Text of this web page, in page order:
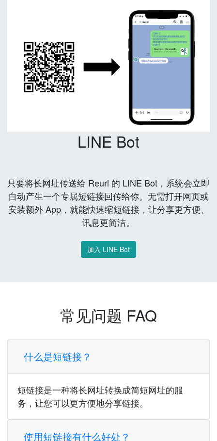
LINE Bot
只要将长网址传送给 Reurl 的 LINE Bot，系统会立即
自动产生一个专属短链接回传给你。无需打开网页或
安装额外 App，就能快速缩短链接，让分享更方便、
讯息更简洁。
加入 LINE Bot
常见问题 FAQ
什么是短链接？
短链接是一种将长网址转换成简短网址的服
务，让您可以更方便地分享链接。
使用短链接有什么好处？